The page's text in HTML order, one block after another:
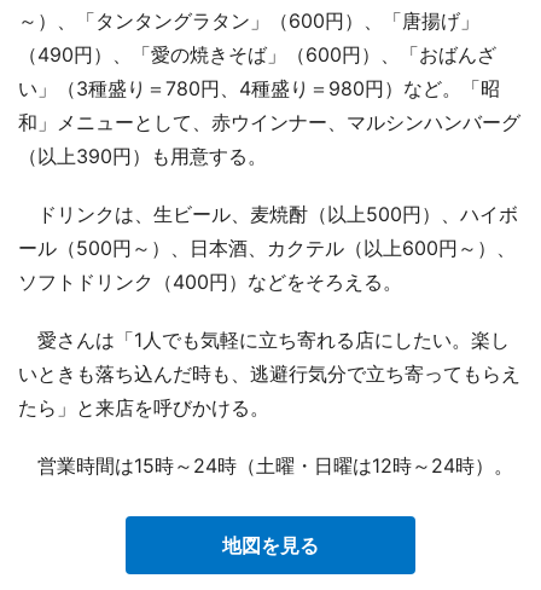
～）、「タンタングラタン」（600円）、「唐揚げ」
（490円）、「愛の焼きそば」（600円）、「おばんざ
い」（3種盛り＝780円、4種盛り＝980円）など。「昭
和」メニューとして、赤ウインナー、マルシンハンバーグ
（以上390円）も用意する。
ドリンクは、生ビール、麦焼酎（以上500円）、ハイボ
ール（500円～）、日本酒、カクテル（以上600円～）、
ソフトドリンク（400円）などをそろえる。
愛さんは「1人でも気軽に立ち寄れる店にしたい。楽し
いときも落ち込んだ時も、逃避行気分で立ち寄ってもらえ
たら」と来店を呼びかける。
営業時間は15時～24時（土曜・日曜は12時～24時）。
地図を見る